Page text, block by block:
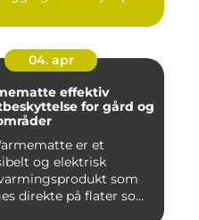
04. apr
effektiv
for gård og
er et
og elektrisk
som
direkte på flater som